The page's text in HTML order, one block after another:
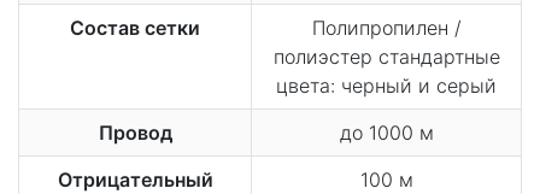
Состав сетки
Полипропилен /
полиэстер стандартные
цвета: черный и серый
Провод
до 1000 м
Отрицательный
100 м